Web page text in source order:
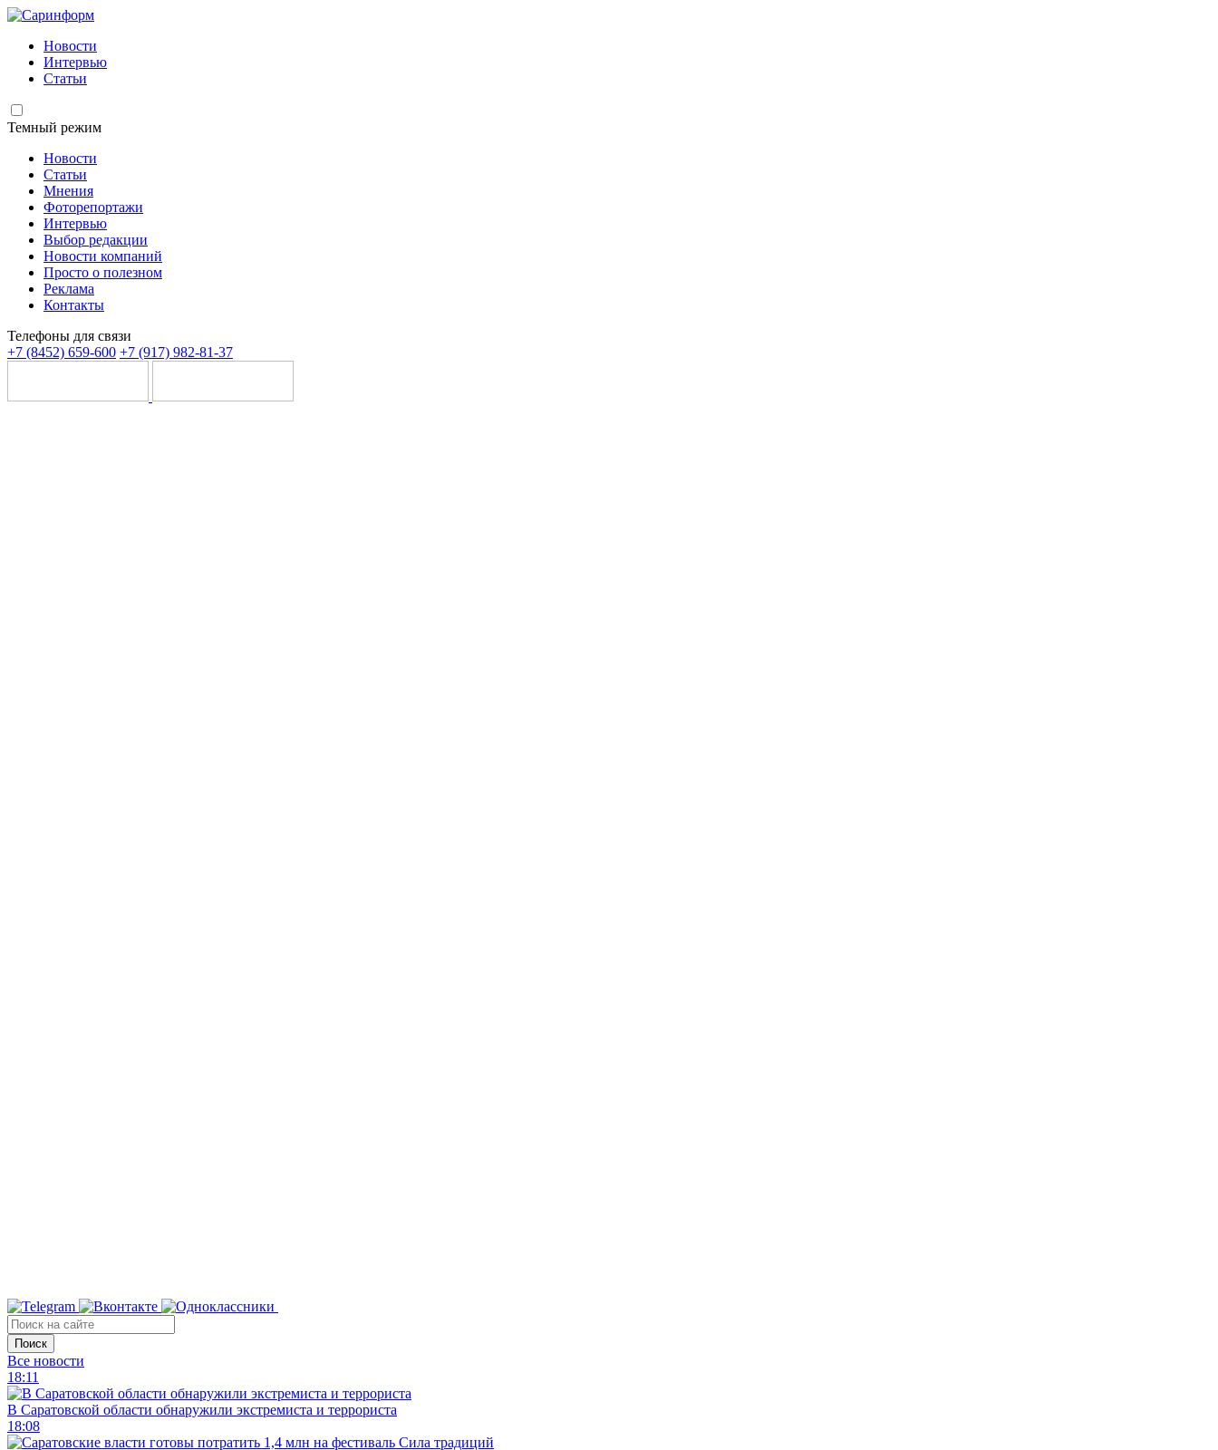
Новости
Интервью
Статьи
Темный режим
Новости
Статьи
Мнения
Фоторепортажи
Интервью
Выбор редакции
Новости компаний
Просто о полезном
Реклама
Контакты
Телефоны для связи
+7 (8452) 659-600 +7 (917) 982-81-37
Поиск
Все новости
18:11
В Саратовской области обнаружили экстремиста и террориста
18:08